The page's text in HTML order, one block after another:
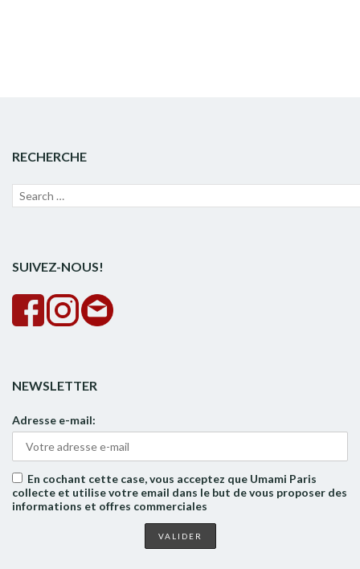
RECHERCHE
Recherche
SUIVEZ-NOUS!
NEWSLETTER
Adresse e-mail:
En cochant cette case, vous acceptez que Umami Paris
collecte et utilise votre email dans le but de vous proposer des
informations et offres commerciales